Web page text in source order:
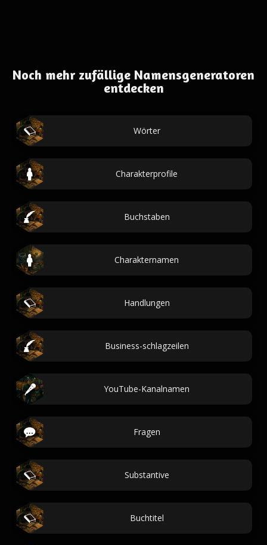
Noch mehr zufällige Namensgeneratoren
entdecken
Wörter
Charakterprofile
Buchstaben
Charakternamen
Handlungen
Business-schlagzeilen
YouTube-Kanalnamen
Fragen
Substantive
Buchtitel